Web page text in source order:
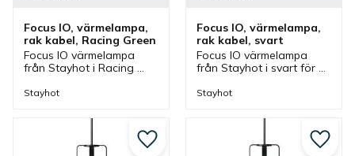
Focus IO, värmelampa,
rak kabel, Racing Green
Focus IO värmelampa
från Stayhot i Racing
Värmelampa med fast
i olika färger.
Stayhot
Focus IO, värmelampa,
rak kabel, svart
Focus IO värmelampa
från Stayhot i svart för
Värmelampa med fast
i olika färger.
Stayhot
Lägg till i favoriter Lägg